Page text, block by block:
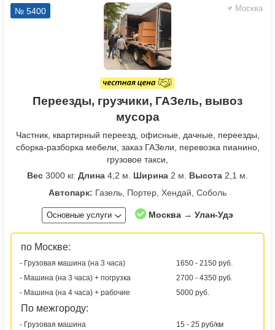
Москва
№ 5400
Переезды, грузчики, ГАЗель, вывоз
мусора
Частник, квартирный переезд, офисные, дачные, переезды,
сборка-разборка мебели, заказ ГАЗели, перевозка пианино,
грузовое такси,
Вес 3000 кг. Длина 4,2 м. Ширина 2 м. Высота 2,1 м.
Автопарк: Газель, Портер, Хендай, Соболь
Основные услуги Москва → Улан-Удэ
по Москве:
- Грузовая машина (на 3 часа)
1650 - 2150 руб.
- Машина (на 3 часа) + погрузка
2700 - 4350 руб.
- Машина (на 4 часа) + рабочие
5000 руб.
По межгороду:
- Грузовая машина 15 - 25 руб/км